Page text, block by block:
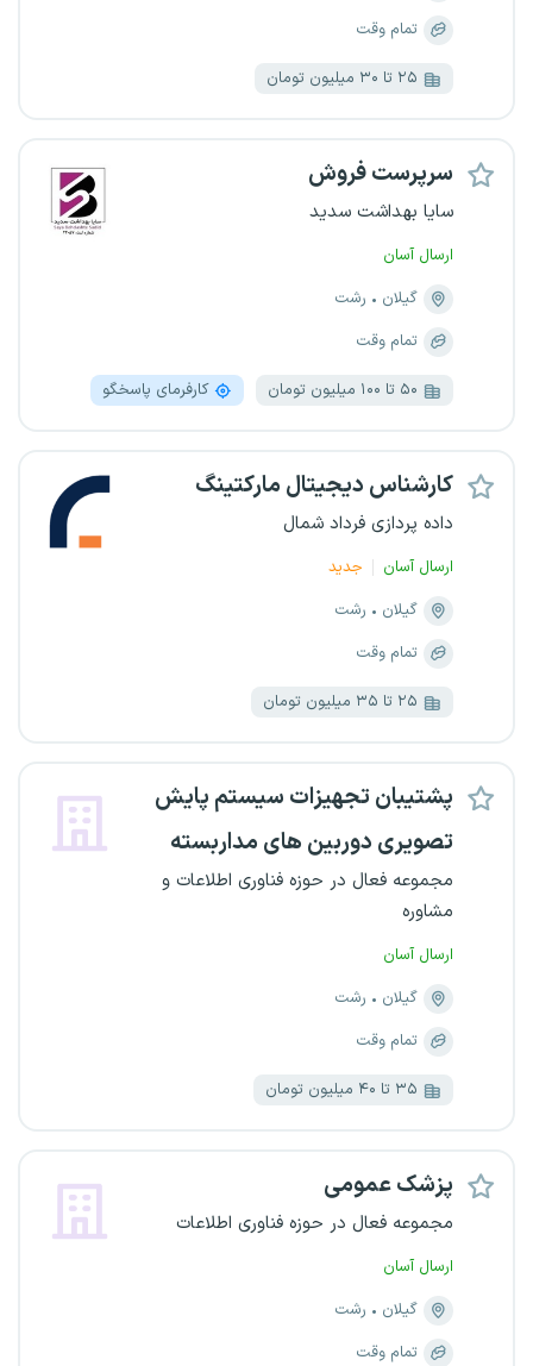
تمام وقت
۲۵ تا ۳۰ میلیون تومان
سرپرست فروش
سایا بهداشت سدید
ارسال آسان
گیلان
رشت
تمام وقت
۵۰ تا ۱۰۰ میلیون تومان کارفرمای پاسخگو
کارشناس دیجیتال مارکتینگ
داده پردازی فرداد شمال
ارسال آسان
جدید
گیلان
رشت
تمام وقت
۲۵ تا ۳۵ میلیون تومان
پشتیبان تجهیزات سیستم پایش
تصویری دوربین های مداربسته
مجموعه فعال در حوزه فناوری اطلاعات و
مشاوره
ارسال آسان
گیلان
رشت
تمام وقت
۳۵ تا ۴۰ میلیون تومان
پزشک عمومی
مجموعه فعال در حوزه فناوری اطلاعات
ارسال آسان
گیلان
رشت
تمام وقت